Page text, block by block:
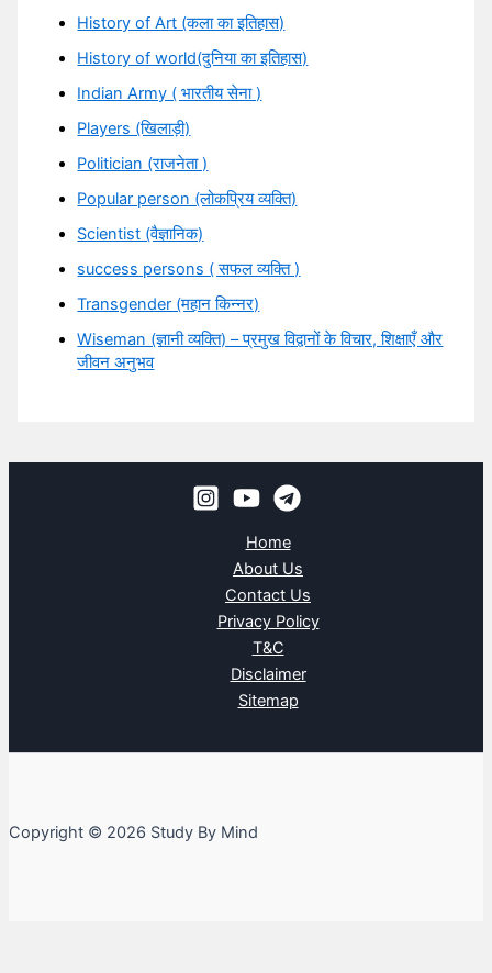
History of Art (कला का इतिहास)
History of world(दुनिया का इतिहास)
Indian Army ( भारतीय सेना )
Players (खिलाड़ी)
Politician (राजनेता )
Popular person (लोकप्रिय व्यक्ति)
Scientist (वैज्ञानिक)
success persons ( सफल व्यक्ति )
Transgender (महान किन्नर)
Wiseman (ज्ञानी व्यक्ति) – प्रमुख विद्वानों के विचार, शिक्षाएँ और
जीवन अनुभव
Home
About Us
Contact Us
Privacy Policy
T&C
Disclaimer
Sitemap
Copyright © 2026 Study By Mind